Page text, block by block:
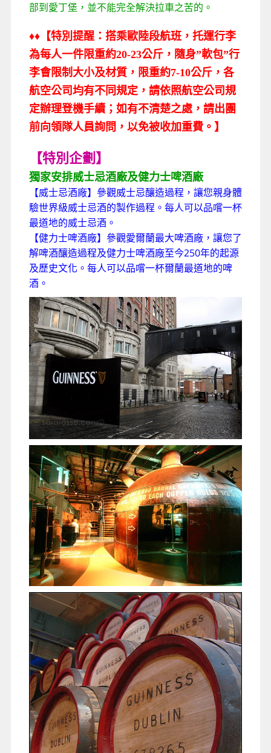
部到愛丁堡，並不能完全解決拉車之苦的。
♦♦【特別提醒：搭乘歐陸段航班，托運行李
為每人一件限重約20-23公斤，隨身”軟包”行
李會限制大小及材質，限重約7-10公斤，各
航空公司均有不同規定，請依照航空公司規
定辦理登機手續；如有不清楚之處，請出團
前向領隊人員詢問，以免被收加重費。】
【特別企劃】
獨家安排威士忌酒廠及健力士啤酒廠
【威士忌酒廠】參觀威士忌釀造過程，讓您親身體
驗世界級威士忌酒的製作過程。每人可以品嚐一杯
最道地的威士忌酒。
【健力士啤酒廠】參觀愛爾蘭最大啤酒廠，讓您了
解啤酒釀造過程及健力士啤酒廠至今250年的起源
及歷史文化。每人可以品嚐一杯爾蘭最道地的啤
酒。